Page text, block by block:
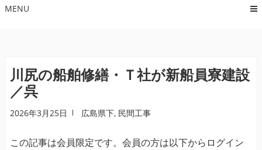
シ
ス
キ
ッ
プ
ツ
ッ
プ
MENU
川尻の船舶修繕・Ｔ社が新船員寮建設
／呉
2026年3月25日 広島県下, 民間工事
この記事は会員限定です。会員の方は以下からログイン